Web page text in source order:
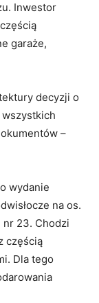
Inwestor
garaże,
decyzji o
wszystkich
–
wydanie
na os.
nr 23. Chodzi
częścią
Dla tego